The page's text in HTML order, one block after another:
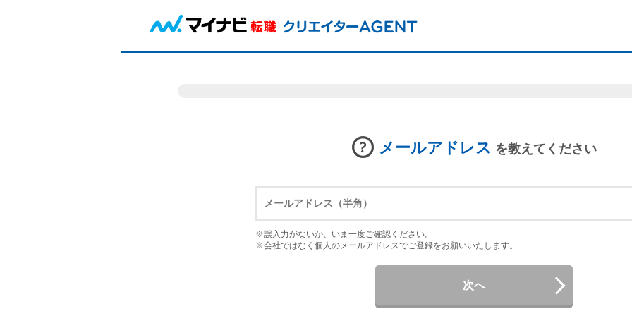
メールアドレス を教えてください
※誤入力がないか、いま一度ご確認ください。
※会社ではなく個人のメールアドレスでご登録をお願いいたします。
次へ